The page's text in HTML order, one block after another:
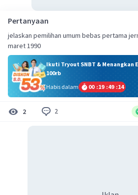
Pertanyaan
jelaskan pemilihan umum bebas pertama
maret 1990
Ikuti Tryout SNBT & Menangkan
100rb
Habis dalam
00 :19 :49 :13
2 2